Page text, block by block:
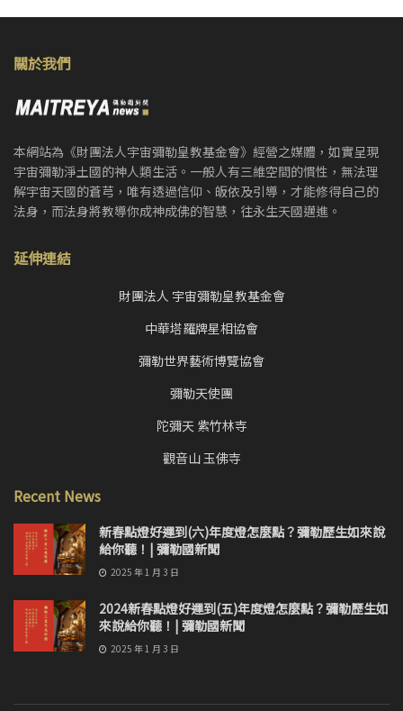
關於我們
本網站為《財團法人宇宙彌勒皇教基金會》經營之媒體，如實呈現
宇宙彌勒淨土國的神人類生活。一般人有三維空間的慣性，無法理
解宇宙天國的蒼芎，唯有透過信仰、皈依及引導，才能修得自己的
法身，而法身將教導你成神成佛的智慧，往永生天國邁進。
延伸連結
財團法人 宇宙彌勒皇教基金會
中華塔羅牌星相協會
彌勒世界藝術博覽協會
彌勒天使團
陀彌天 紫竹林寺
觀音山 玉佛寺
Recent News
新春點燈好運到(六)年度燈怎麼點？彌勒歷生如來說
給你聽！| 彌勒國新聞
2025 年 1 月 3 日
2024新春點燈好運到(五)年度燈怎麼點？彌勒歷生如
來說給你聽！| 彌勒國新聞
2025 年 1 月 3 日